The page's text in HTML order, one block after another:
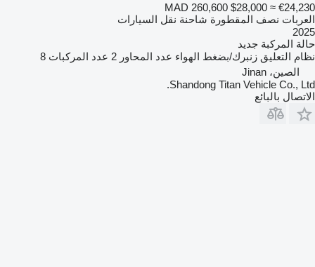
MAD 260,600 $28,000 ≈ €24,230
العربات نصف المقطورة شاحنة نقل السيارات
2025
حالة المركبة جديد
نظام التعليق زنبرك/بضغط الهواء عدد المحاور 2 عدد المركبات 8
الصين، Jinan
Shandong Titan Vehicle Co., Ltd.
الاتصال بالبائع